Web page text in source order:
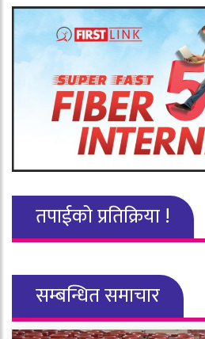
तपाईको प्रतिक्रिया !
सम्बन्धित समाचार